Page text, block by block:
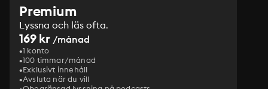
Premium
Lyssna och läs ofta.
169 kr /månad
1 konto
100 timmar/månad
Exklusivt innehåll
Avsluta när du vill